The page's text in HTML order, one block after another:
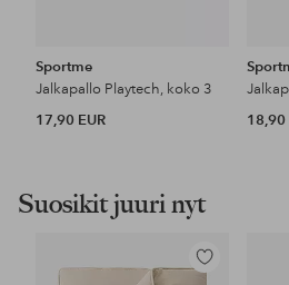
Sportme
Jalkapallo Playtech, koko 3
17,90 EUR
18,90
Suosikit juuri nyt
Lisää